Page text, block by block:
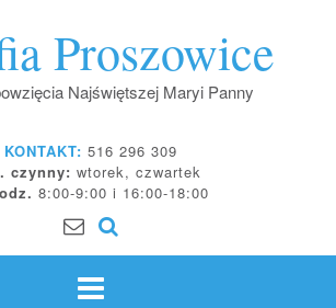
Proszowice
Najświętszej Maryi Panny
KONTAKT: 516 296 309
czynny: wtorek, czwartek
8:00-9:00 i 16:00-18:00